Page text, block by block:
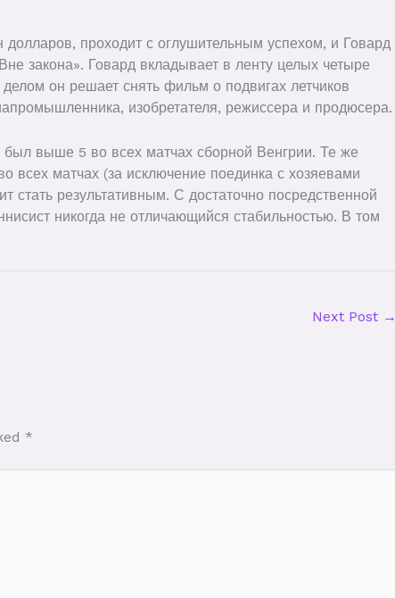
проходит с оглушительным успехом, и Говард
закона». Говард вкладывает в ленту целых четыре
он решает снять фильм о подвигах летчиков
изобретателя, режиссера и продюсера.
выше 5 во всех матчах сборной Венгрии. Те же
всех матчах (за исключение поединка с хозяевами
результативным. С достаточно посредственной
никогда не отличающийся стабильностью. В том
Next Post →
*